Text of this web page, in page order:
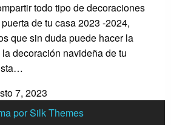
todo tipo de decoraciones
de tu casa 2023 -2024,
que sin duda puede hacer la
decoración navideña de tu
7, 2023
por Silk Themes